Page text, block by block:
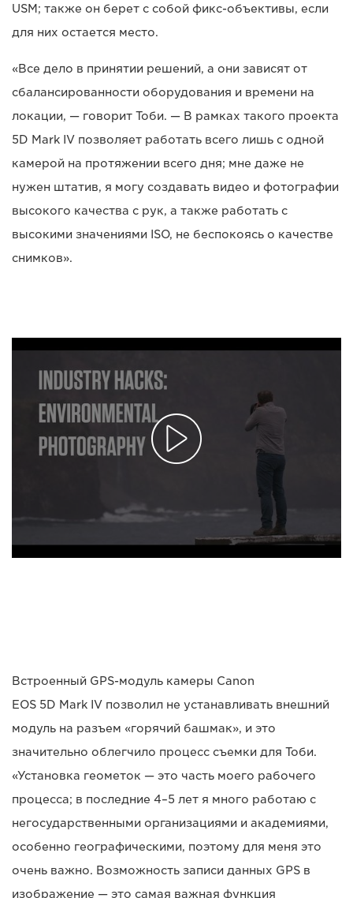
USM; также он берет с собой фикс-объективы, если
для них остается место.
«Все дело в принятии решений, а они зависят от
сбалансированности оборудования и времени на
локации, — говорит Тоби. — В рамках такого проекта
5D Mark IV позволяет работать всего лишь с одной
камерой на протяжении всего дня; мне даже не
нужен штатив, я могу создавать видео и фотографии
высокого качества с рук, а также работать с
высокими значениями ISO, не беспокоясь о качестве
снимков».
Встроенный GPS-модуль камеры Canon
EOS 5D Mark IV позволил не устанавливать внешний
модуль на разъем «горячий башмак», и это
значительно облегчило процесс съемки для Тоби.
«Установка геометок — это часть моего рабочего
процесса; в последние 4–5 лет я много работаю с
негосударственными организациями и академиями,
особенно географическими, поэтому для меня это
очень важно. Возможность записи данных GPS в
изображение — это самая важная функция